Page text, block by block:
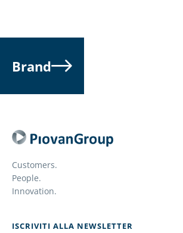
Brand
Customers.
People.
Innovation.
ISCRIVITI ALLA NEWSLETTER